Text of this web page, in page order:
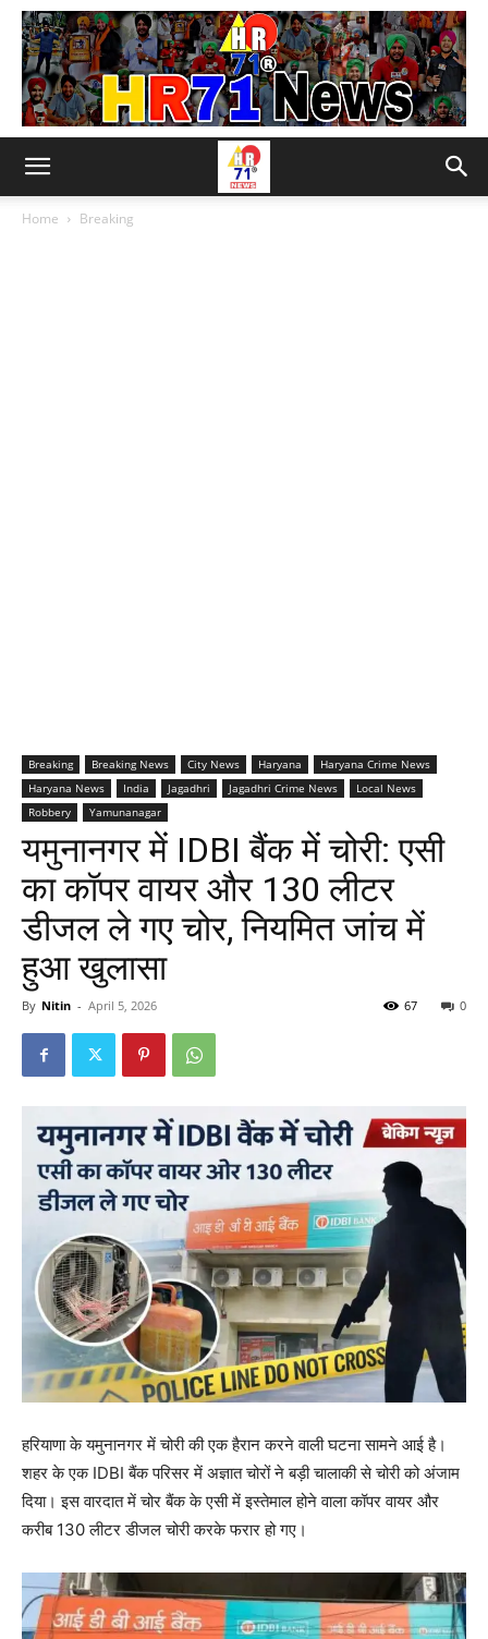
Home Breaking
Breaking Breaking News City News Haryana
Haryana Crime News
Haryana News
India Jagadhri Jagadhri Crime News
Local News
Robbery
Yamunanagar
यमुनानगर में IDBI बैंक में चोरी: एसी
का कॉपर वायर और 130 लीटर
डीजल ले गए चोर, नियमित जांच में
हुआ खुलासा
By Nitin - April 5, 2026 0
67
हरियाणा के यमुनानगर में चोरी की एक हैरान करने वाली घटना सामने आई है।
शहर के एक IDBI बैंक परिसर में अज्ञात चोरों ने बड़ी चालाकी से चोरी को अंजाम
दिया। इस वारदात में चोर बैंक के एसी में इस्तेमाल होने वाला कॉपर वायर और
करीब 130 लीटर डीजल चोरी करके फरार हो गए।